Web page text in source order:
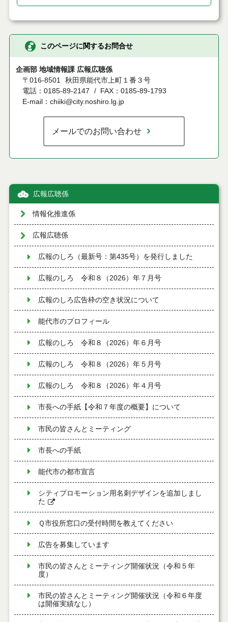
このページに関するお問合せ
企画部 地域情報課 広報広聴係
〒016-8501
秋田県能代市上町１番３号
電話：0185-89-2147
FAX：0185-89-1793
E-mail：chiiki@city.noshiro.lg.jp
メールでのお問い合わせ
広報広聴係
情報化推進係
広報広聴係
広報のしろ（最新号：第435号）を発行しました
広報のしろ 令和８（2026）年７月号
広報のしろ広告枠の空き状況について
能代市のプロフィール
広報のしろ 令和８（2026）年６月号
広報のしろ 令和８（2026）年５月号
広報のしろ 令和８（2026）年４月号
市長への手紙【令和７年度の概要】について
市民の皆さんとミーティング
市長への手紙
能代市の都市宣言
シティプロモーション用名刺デザインを追加しまし
た
Ｑ市役所窓口の受付時間を教えてください
広告を募集しています
市民の皆さんとミーティング開催状況（令和５年
度）
市民の皆さんとミーティング開催状況（令和６年度
は開催実績なし）